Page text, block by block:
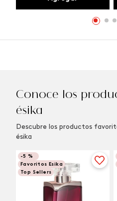
Conoce los
ésika
Descubre los productos
ésika
-5 %
Favoritos Esika
Top Sellers